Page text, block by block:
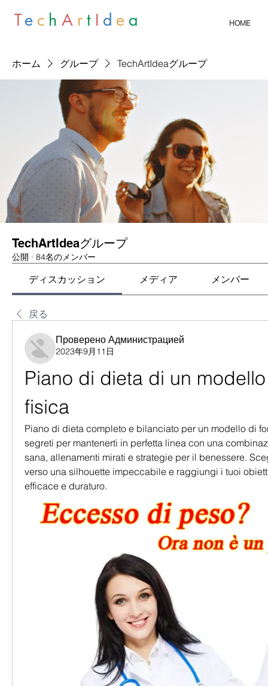
Te c hA r t I d e a HOME
ホーム グループ TechArtIdeaグループ
TechArtIdeaグループ
公開 · 84名のメンバー
ディスカッション メディア メンバー
戻る
Проверено Администрацией
2023年9月11日
Piano di dieta di un
fisica
Piano di dieta completo e bilanciato per un modello di
segreti per mantenerti in perfetta linea con una
sana, allenamenti mirati e strategie per il benessere.
verso una silhouette impeccabile e raggiungi i tuoi
efficace e duraturo.